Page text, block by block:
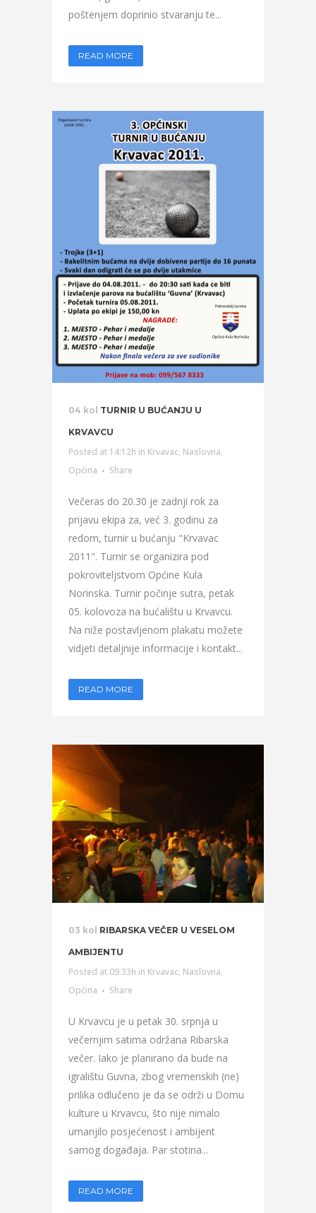
poštenjem doprinio stvaranju te...
READ MORE
04 kol TURNIR U BUĆANJU U
KRVAVCU
Posted at 14:12h in Krvavac, Naslovna,
Općina
Share
Večeras do 20.30 je zadnji rok za
prijavu ekipa za, već 3. godinu za
redom, turnir u bućanju "Krvavac
2011". Turnir se organizira pod
pokroviteljstvom Općine Kula
Norinska. Turnir počinje sutra, petak
05. kolovoza na bućalištu u Krvavcu.
Na niže postavljenom plakatu možete
vidjeti detaljnije informacije i kontakt...
READ MORE
03 kol RIBARSKA VEČER U VESELOM
AMBIJENTU
Posted at 09:33h in Krvavac, Naslovna,
Općina
Share
U Krvavcu je u petak 30. srpnja u
večernjim satima održana Ribarska
večer. Iako je planirano da bude na
igralištu Guvna, zbog vremenskih (ne)
prilika odlučeno je da se održi u Domu
kulture u Krvavcu, što nije nimalo
umanjilo posjećenost i ambijent
samog događaja. Par stotina...
READ MORE